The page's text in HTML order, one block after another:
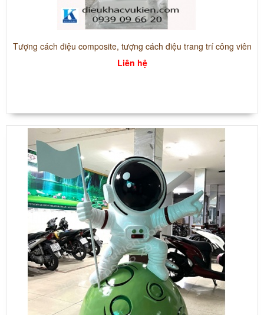
Tượng cách điệu composite, tượng cách điệu trang trí công viên
Liên hệ